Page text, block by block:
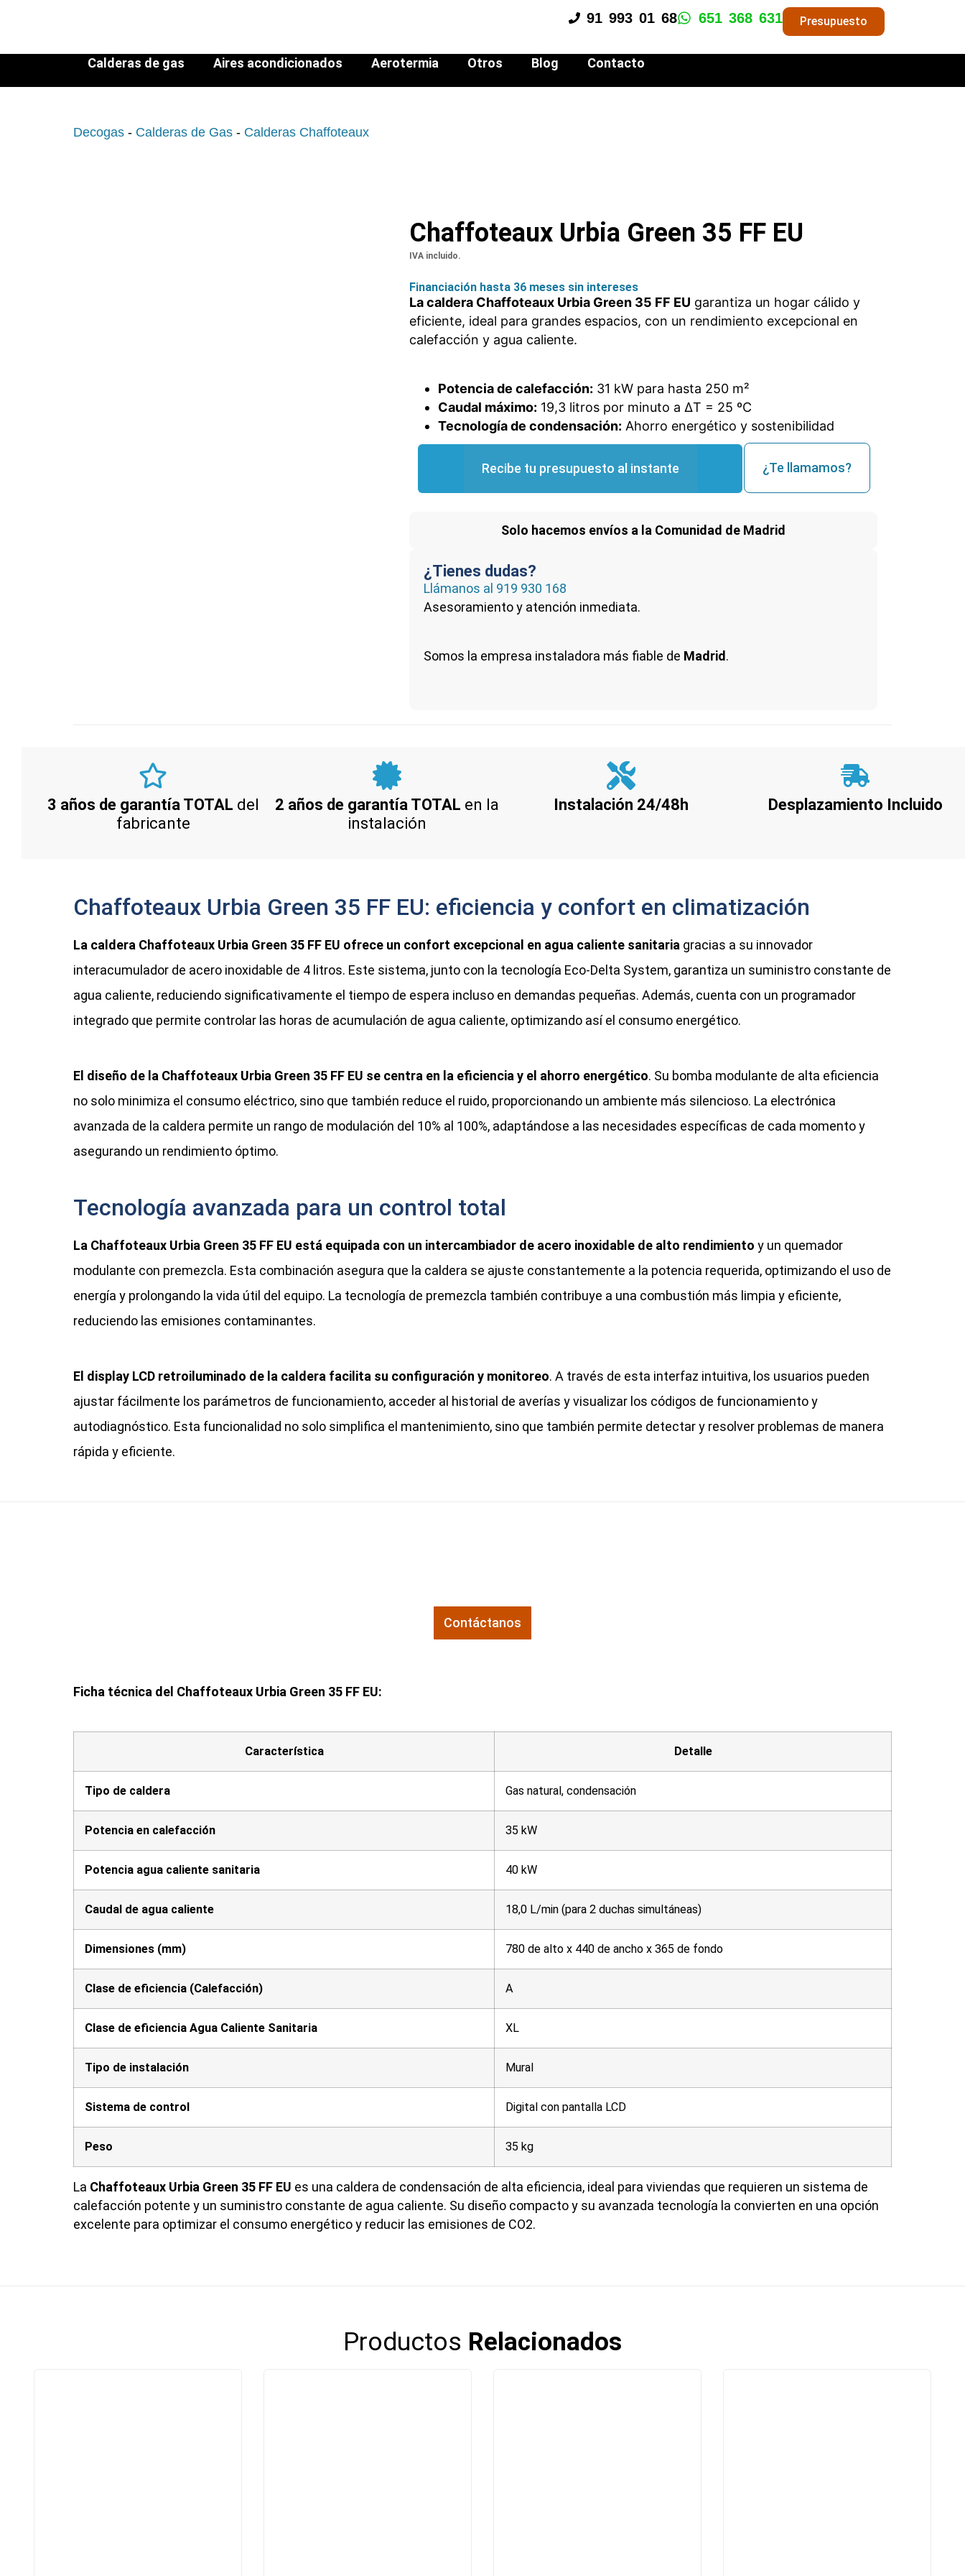
Presupuesto
651 368 631
91 993 01 68
Calderas de gas Aires acondicionados Aerotermia Otros Blog Contacto
Decogas - Calderas de Gas - Calderas Chaffoteaux
Chaffoteaux Urbia Green 35 FF EU
IVA incluido.
Financiación hasta 36 meses sin intereses
La caldera Chaffoteaux Urbia Green 35 FF EU garantiza un hogar cálido y
eficiente, ideal para grandes espacios, con un rendimiento excepcional en
calefacción y agua caliente.
Potencia de calefacción: 31 kW para hasta 250 m²
Caudal máximo: 19,3 litros por minuto a ΔT = 25 ºC
Tecnología de condensación: Ahorro energético y sostenibilidad
Recibe tu presupuesto al instante ¿Te llamamos?
Solo hacemos envíos a la Comunidad de Madrid
¿Tienes dudas?
Llámanos al 919 930 168
Asesoramiento y atención inmediata.
Somos la empresa instaladora más fiable de Madrid .
3 años de garantía TOTAL del
fabricante
2 años de garantía TOTAL en la
instalación
Instalación 24/48h Desplazamiento Incluido
Chaffoteaux Urbia Green 35 FF EU: eficiencia y confort en climatización
La caldera Chaffoteaux Urbia Green 35 FF EU ofrece un confort excepcional en agua caliente sanitaria gracias a su innovador
interacumulador de acero inoxidable de 4 litros. Este sistema, junto con la tecnología Eco-Delta System, garantiza un suministro constante de
agua caliente, reduciendo significativamente el tiempo de espera incluso en demandas pequeñas. Además, cuenta con un programador
integrado que permite controlar las horas de acumulación de agua caliente, optimizando así el consumo energético.
El diseño de la Chaffoteaux Urbia Green 35 FF EU se centra en la eficiencia y el ahorro energético. Su bomba modulante de alta eficiencia
no solo minimiza el consumo eléctrico, sino que también reduce el ruido, proporcionando un ambiente más silencioso. La electrónica
avanzada de la caldera permite un rango de modulación del 10% al 100%, adaptándose a las necesidades específicas de cada momento y
asegurando un rendimiento óptimo.
Tecnología avanzada para un control total
La Chaffoteaux Urbia Green 35 FF EU está equipada con un intercambiador de acero inoxidable de alto rendimiento y un quemador
modulante con premezcla. Esta combinación asegura que la caldera se ajuste constantemente a la potencia requerida, optimizando el uso de
energía y prolongando la vida útil del equipo. La tecnología de premezcla también contribuye a una combustión más limpia y eficiente,
reduciendo las emisiones contaminantes.
El display LCD retroiluminado de la caldera facilita su configuración y monitoreo. A través de esta interfaz intuitiva, los usuarios pueden
ajustar fácilmente los parámetros de funcionamiento, acceder al historial de averías y visualizar los códigos de funcionamiento y
autodiagnóstico. Esta funcionalidad no solo simplifica el mantenimiento, sino que también permite detectar y resolver problemas de manera
rápida y eficiente.
Contáctanos
Ficha técnica del Chaffoteaux Urbia Green 35 FF EU:
Característica Detalle
Tipo de caldera Gas natural, condensación
Potencia en calefacción 35 kW
Potencia agua caliente sanitaria 40 kW
Caudal de agua caliente 18,0 L/min (para 2 duchas simultáneas)
Dimensiones (mm) 780 de alto x 440 de ancho x 365 de fondo
Clase de eficiencia (Calefacción) A
Clase de eficiencia Agua Caliente Sanitaria XL
Tipo de instalación Mural
Sistema de control Digital con pantalla LCD
Peso 35 kg
La Chaffoteaux Urbia Green 35 FF EU es una caldera de condensación de alta eficiencia, ideal para viviendas que requieren un sistema de
calefacción potente y un suministro constante de agua caliente. Su diseño compacto y su avanzada tecnología la convierten en una opción
excelente para optimizar el consumo energético y reducir las emisiones de CO2.
Productos Relacionados